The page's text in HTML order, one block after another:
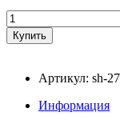
Артикул: sh-
Информация